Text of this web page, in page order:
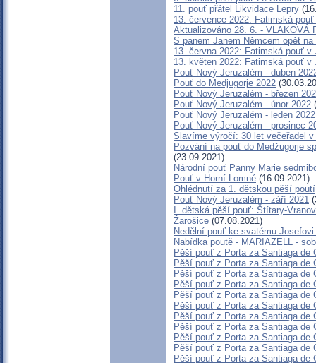
11. pouť přátel Likvidace Lepry
13. července 2022: Fatimská
Aktualizováno 28. 6. - VLAKOVÁ
S panem Janem Němcem opět
13. června 2022: Fatimská pouť
13. květen 2022: Fatimská pouť
Pouť Nový Jeruzalém - duben
Pouť do Medjugorje 2022
Pouť Nový Jeruzalém - březen
Pouť Nový Jeruzalém - únor 2022
Pouť Nový Jeruzalém - leden 2022
Pouť Nový Jeruzalém - prosinec
Slavíme výročí: 30 let večeřadel
Pozvání na pouť do Medžugorje
(23.09.2021)
Národní pouť Panny Marie
Pouť v Horní Lomné (16.09.2021)
Ohlédnutí za 1. dětskou pěší poutí
Pouť Nový Jeruzalém - září 2021
I. dětská pěší pouť: Štítary-
Žarošice (07.08.2021)
Nedělní pouť ke svatému Josefovi
Nabídka poutě - MARIAZELL -
Pěší pouť z Porta za Santiaga de
Pěší pouť z Porta za Santiaga de
Pěší pouť z Porta za Santiaga de
Pěší pouť z Porta za Santiaga de
Pěší pouť z Porta za Santiaga de
Pěší pouť z Porta za Santiaga de
Pěší pouť z Porta za Santiaga de
Pěší pouť z Porta za Santiaga de
Pěší pouť z Porta za Santiaga de
Pěší pouť z Porta za Santiaga de
Pěší pouť z Porta za Santiaga de